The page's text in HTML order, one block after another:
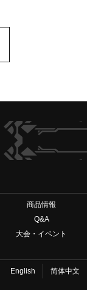
ヴァンガードch
商品情報
Q&A
大会・イベント
English 简体中文